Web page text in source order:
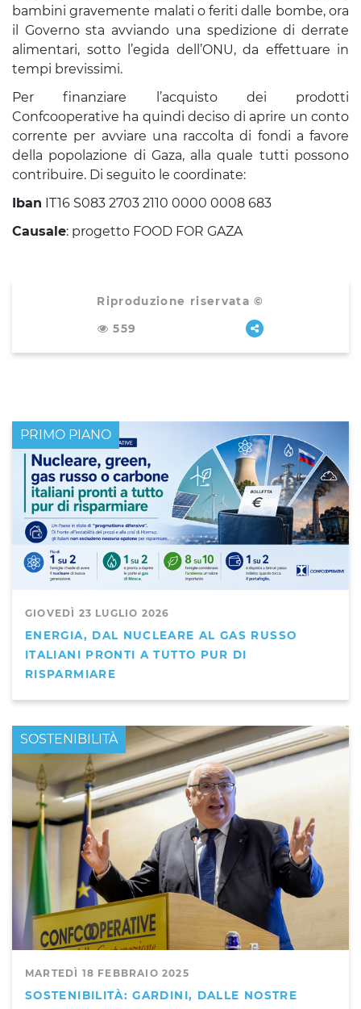
bambini gravemente malati o feriti dalle bombe, ora
il Governo sta avviando una spedizione di derrate
alimentari, sotto l’egida dell’ONU, da effettuare in
tempi brevissimi.
Per finanziare l’acquisto dei prodotti
Confcooperative ha quindi deciso di aprire un conto
corrente per avviare una raccolta di fondi a favore
della popolazione di Gaza, alla quale tutti possono
contribuire. Di seguito le coordinate:
Iban IT16 S083 2703 2110 0000 0008 683
Causale: progetto FOOD FOR GAZA
Riproduzione riservata ©
559
GIOVEDÌ 23 LUGLIO 2026
ENERGIA, DAL NUCLEARE AL GAS RUSSO
ITALIANI PRONTI A TUTTO PUR DI
RISPARMIARE
PRIMO PIANO
MARTEDÌ 18 FEBBRAIO 2025
SOSTENIBILITÀ: GARDINI, DALLE NOSTRE
PRIMO PIANO
SOSTENIBILITÀ